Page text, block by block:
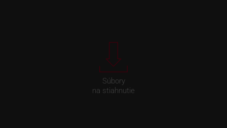
Súbory
na stiahnutie